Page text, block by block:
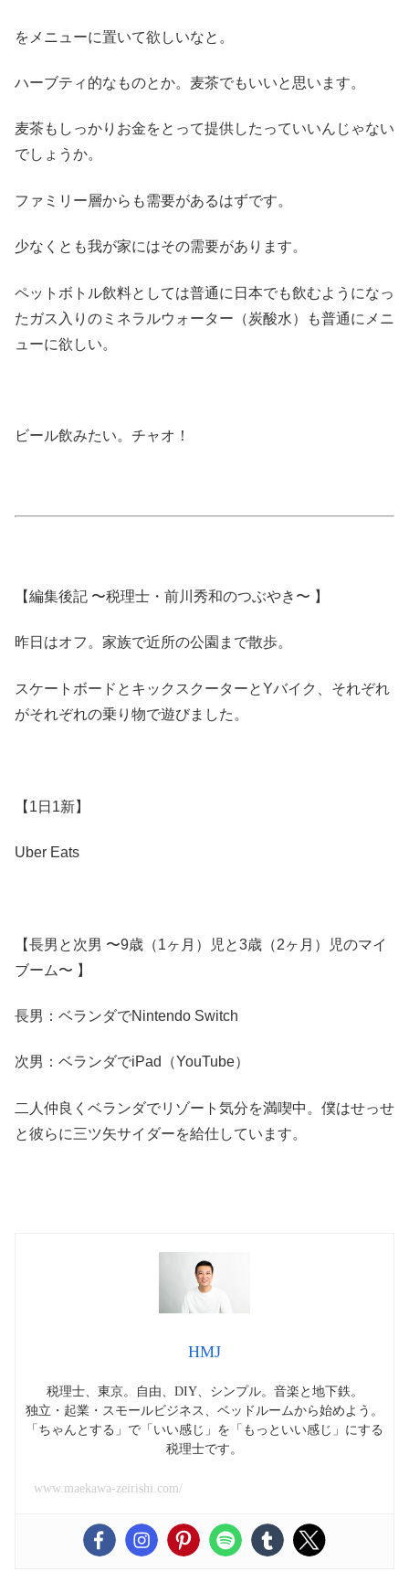
をメニューに置いて欲しいなと。
ハーブティ的なものとか。麦茶でもいいと思います。
麦茶もしっかりお金をとって提供したっていいんじゃない
でしょうか。
ファミリー層からも需要があるはずです。
少なくとも我が家にはその需要があります。
ペットボトル飲料としては普通に日本でも飲むようになっ
たガス入りのミネラルウォーター（炭酸水）も普通にメニ
ューに欲しい。
ビール飲みたい。チャオ！
【編集後記 〜税理士・前川秀和のつぶやき〜 】
昨日はオフ。家族で近所の公園まで散歩。
スケートボードとキックスクーターとYバイク、それぞれ
がそれぞれの乗り物で遊びました。
【1日1新】
Uber Eats
【長男と次男 〜9歳（1ヶ月）児と3歳（2ヶ月）児のマイ
ブーム〜 】
長男：ベランダでNintendo Switch
次男：ベランダでiPad（YouTube）
二人仲良くベランダでリゾート気分を満喫中。僕はせっせ
と彼らに三ツ矢サイダーを給仕しています。
HMJ
税理士、東京。自由、DIY、シンプル。音楽と地下鉄。
独立・起業・スモールビジネス、ベッドルームから始めよう。
「ちゃんとする」で「いい感じ」を「もっといい感じ」にする
税理士です。
www.maekawa-zeirishi.com/